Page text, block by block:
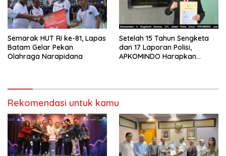
Semarak HUT RI ke-81, Lapas
Batam Gelar Pekan
Olahraga Narapidana
Setelah 15 Tahun Sengketa
dan 17 Laporan Polisi,
APKOMINDO Harapkan
Rekomendasi untuk kamu